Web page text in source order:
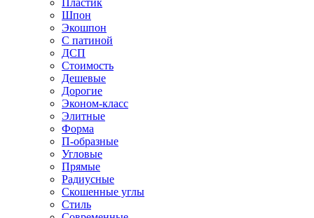
Пластик
Шпон
Экошпон
С патиной
ДСП
Стоимость
Дешевые
Дорогие
Эконом-класс
Элитные
Форма
П-образные
Угловые
Прямые
Радиусные
Скошенные углы
Стиль